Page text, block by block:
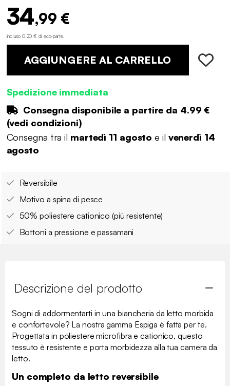
34,99 €
incluso 0,20 € di eco-parte.
AGGIUNGERE AL CARRELLO
Spedizione immediata
Consegna disponibile a partire da 4.99 €
(vedi condizioni)
Consegna tra il martedì 11 agosto e il venerdì 14
agosto
Reversibile
Motivo a spina di pesce
50% poliestere cationico (più resistente)
Bottoni a pressione e passamani
Descrizione del prodotto
Sogni di addormentarti in una biancheria da letto morbida
e confortevole? La nostra gamma Espiga è fatta per te.
Progettata in poliestere microfibra e cationico, questo
tessuto è resistente e porta morbidezza alla tua camera da
letto.
Un completo da letto reversibile